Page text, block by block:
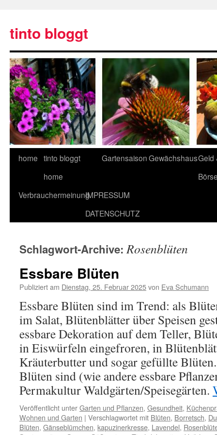
tinto bloggt
home tinto bloggt
home
GartensaisonGewächshausGeld
VerbrauchermeinungIMPRESSUM
DATENSCHUTZ
Schlagwort-Archive:Rosenblüten
Essbare Blüten
Publiziert am Dienstag, 25. Februar 2025von Eva Schumann
Essbare Blüten sind im Trend: als
im Salat, Blütenblätter über Speisen
essbare Dekoration auf dem Teller,
in Eiswürfeln eingefroren, in
Kräuterbutter und sogar gefüllte
Blüten sind (wie andere essbare
Permakultur Waldgärten/Speisegärten.
Veröffentlicht unterGarten und Pflanzen, Gesundheit,
Wohnen und Garten | Verschlagwortet mit Blüten, Borretsch,
Blüten, Gänseblümchen, kapuzinerkresse, Lavendel,